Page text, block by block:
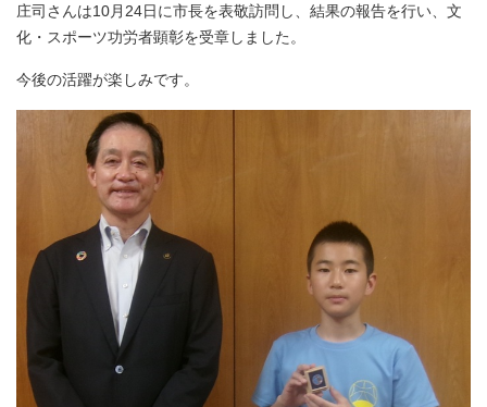
庄司さんは10月24日に市長を表敬訪問し、結果の報告を行い、文
化・スポーツ功労者顕彰を受章しました。
今後の活躍が楽しみです。